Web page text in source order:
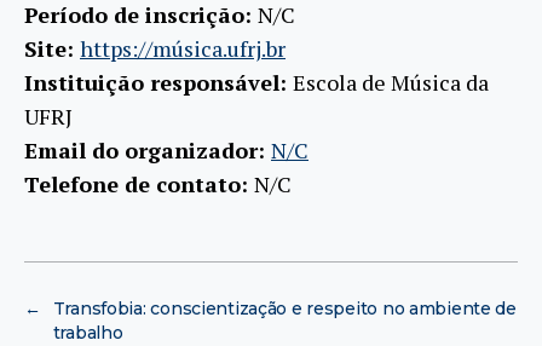
Período de inscrição: N/C
Site: https://música.ufrj.br
Instituição responsável: Escola de Música da
UFRJ
Email do organizador: N/C
Telefone de contato: N/C
←
Transfobia: conscientização e respeito no ambiente de
trabalho